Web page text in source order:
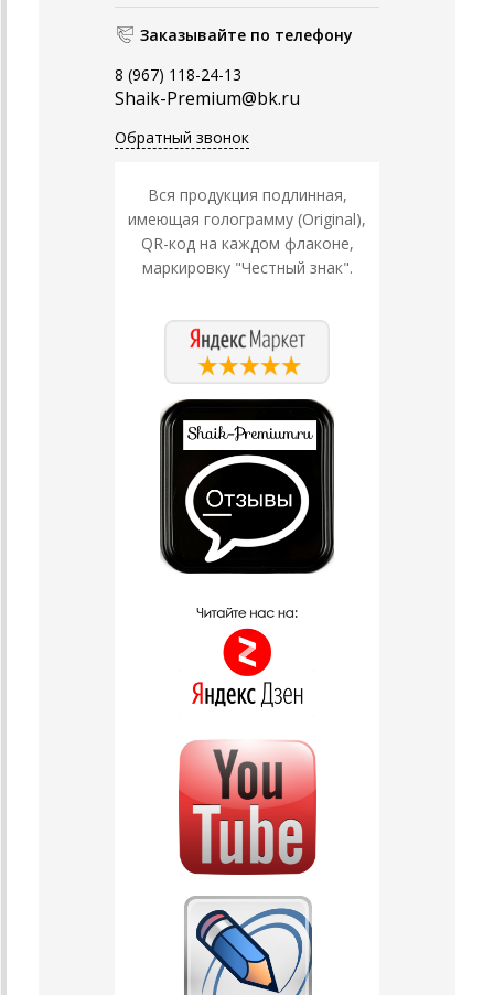
Заказывайте по телефону
8 (967) 118-24-13
Shaik-Premium@bk.ru
Обратный звонок
Вся продукция подлинная,
имеющая голограмму (Original),
QR-код на каждом флаконе,
маркировку "Честный знак".